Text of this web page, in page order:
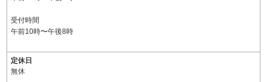
受付時間
午前10時〜午後8時
定休日
無休